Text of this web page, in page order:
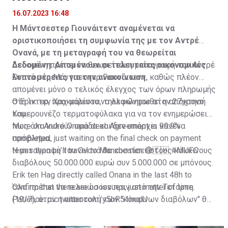
16.07.2023 16:48
Η Μάντσεστερ Γιουνάιτεντ αναμένεται να
οριστικοποιήσει τη συμφωνία της με τον Αντρέ
Ονανά, με τη μεταγραφή του να θεωρείται
δεδομένη. Απομένουν οι τελευταίες οικονομικές
λεπτομέρειες για την ανακοίνωση.
Δεδομένη πρέπει να θεωρείται η μεταγραφή του Αντρέ
Ονανά στη Μάντσεστερ Γιουνάιτεντ, καθώς πλέον
απομένει μόνο ο τελικός έλεγχος των όρων πληρωμής
στη Ίντερ, προκειμένου να ολοκληρωθεί η απόκτησή
του.
Ο Έρικ τεν Χαχ μάλιστα, τηλεφώνησε στον 27χρονο
Καμερουνέζο τερματοφύλακα για να τον ενημερώσει
πως όλα κυλούν ομάδα και δεν υπάρχει κανένα
πρόβλημα.
More on André Onana deal. Agreement is 99.9%
completed, just waiting on the final check on payment
terms then he’ll travel to Manchester. 🔴🇨🇲#MUFC
Erik ten Hag directly called Onana in the last 48h to
confirm that there are no issues, just matter of time.
Patience.pic.twitter.com/y5hR51mqlU
Η μεταγραφή του Ονανά θα κοστίσει στους κόκκινους
διαβόλους 50.000.000 ευρώ συν 5.000.000 σε μπόνους.
Όλα πρέπει να τελειώσουν πριν από την Τετάρτη
(19/7), όταν η αποστολή των "κόκκινων διαβόλων" θα